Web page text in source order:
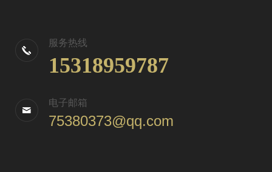
服务热线
15318959787
电子邮箱
75380373@qq.com